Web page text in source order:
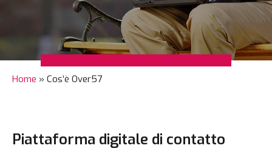
Home » Cos’è Over57
Piattaforma digitale di contatto